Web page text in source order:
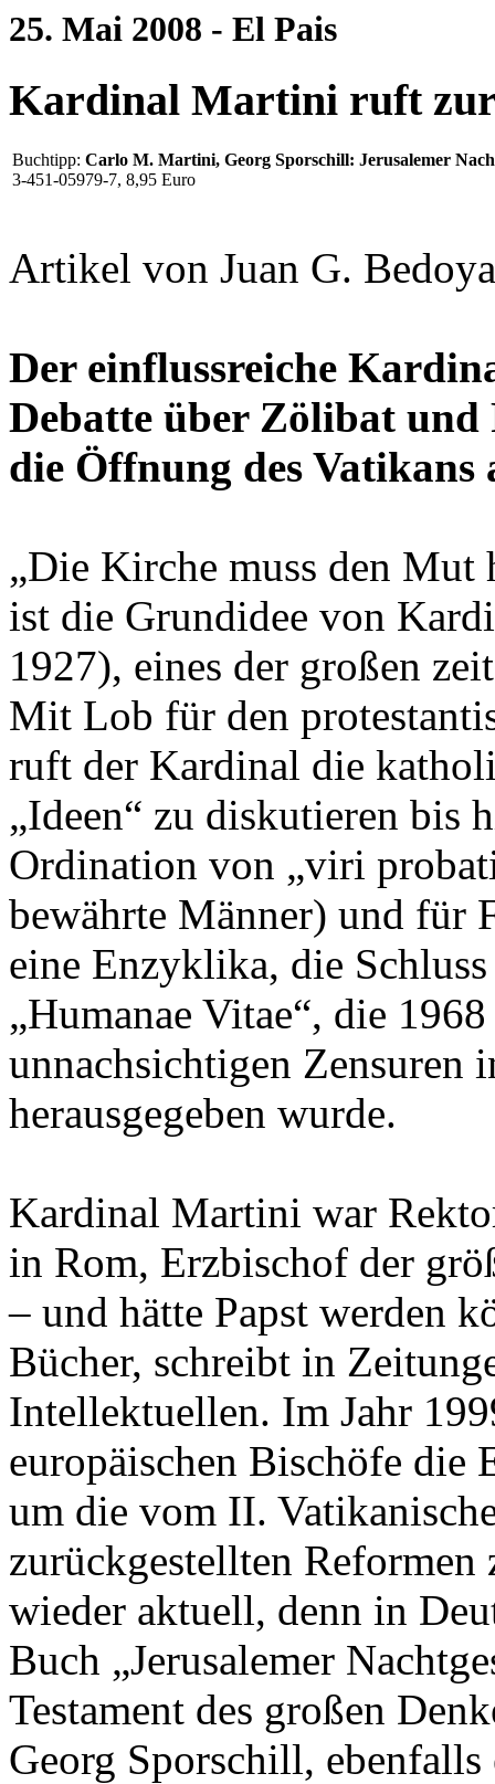
25. Mai 2008 - El Pais
Kardinal Martini ruft
Buchtipp: Carlo M. Martini, Georg Sporschill: Jerusalemer
3-451-05979-7, 8,95 Euro
Artikel von Juan G.
Der einflussreiche
Debatte über Zölibat
die Öffnung des
„Die Kirche muss den Mut
ist die Grundidee von
1927), eines der großen
Mit Lob für den
ruft der Kardinal die
„Ideen“ zu diskutieren bis
Ordination von „viri
bewährte Männer) und für
eine Enzyklika, die
„Humanae Vitae“, die
unnachsichtigen Zensuren
herausgegeben wurde.
Kardinal Martini war
in Rom, Erzbischof der
– und hätte Papst werden
Bücher, schreibt in
Intellektuellen. Im Jahr
europäischen Bischöfe die
um die vom II.
zurückgestellten
wieder aktuell, denn in
Buch „Jerusalemer
Testament des großen
Georg Sporschill, ebenfalls